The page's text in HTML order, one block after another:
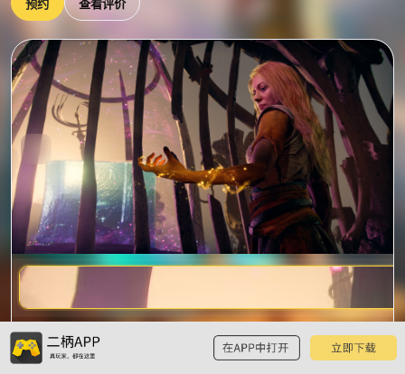
预约 查看评价
战神：劳菲
已有17条玩家评价，已被加入45个游戏单